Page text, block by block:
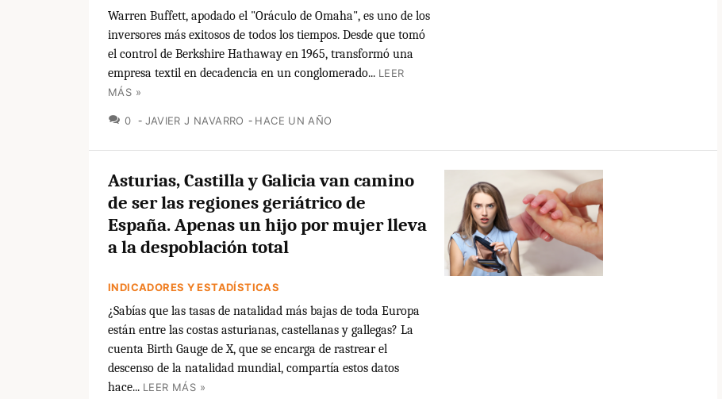
Warren Buffett, apodado el "Oráculo de Omaha", es uno de los
inversores más exitosos de todos los tiempos. Desde que tomó
el control de Berkshire Hathaway en 1965, transformó una
empresa textil en decadencia en un conglomerado... LEER
MÁS »
0 COMENTARIOS
JAVIER J NAVARRO HACE UN AÑO
Asturias, Castilla y Galicia van camino
de ser las regiones geriátrico de
España. Apenas un hijo por mujer lleva
a la despoblación total
INDICADORES Y ESTADÍSTICAS
¿Sabías que las tasas de natalidad más bajas de toda Europa
están entre las costas asturianas, castellanas y gallegas? La
cuenta Birth Gauge de X, que se encarga de rastrear el
descenso de la natalidad mundial, compartía estos datos
hace... LEER MÁS »